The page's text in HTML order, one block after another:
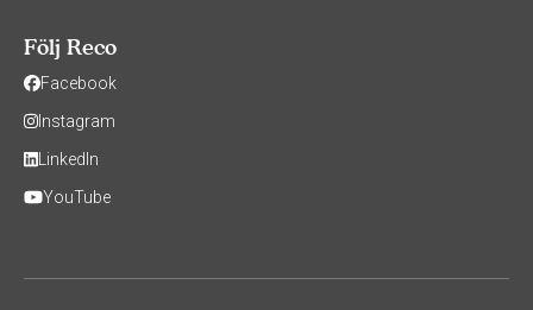
Följ Reco
Facebook
Instagram
LinkedIn
YouTube